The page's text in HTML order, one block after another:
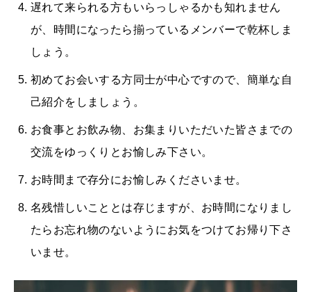
遅れて来られる方もいらっしゃるかも知れません
が、時間になったら揃っているメンバーで乾杯しま
しょう。
初めてお会いする方同士が中心ですので、簡単な自
己紹介をしましょう。
お食事とお飲み物、お集まりいただいた皆さまでの
交流をゆっくりとお愉しみ下さい。
お時間まで存分にお愉しみくださいませ。
名残惜しいこととは存じますが、お時間になりまし
たらお忘れ物のないようにお気をつけてお帰り下さ
いませ。